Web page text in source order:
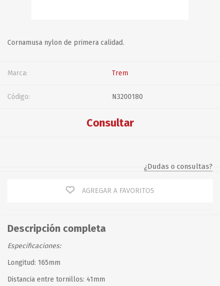
Cornamusa nylon de primera calidad.
Marca: Trem
Código: N3200180
Consultar
¿Dudas o consultas?
AGREGAR A FAVORITOS
Descripción completa
Especificaciones:
Longitud: 165mm
Distancia entre tornillos: 41mm